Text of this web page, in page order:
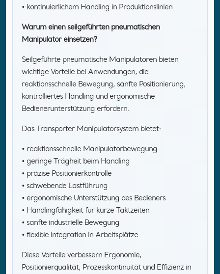
• kontinuierlichem Handling in Produktionslinien
Warum einen seilgeführten pneumatischen
Manipulator einsetzen?
Seilgeführte pneumatische Manipulatoren bieten
wichtige Vorteile bei Anwendungen, die
reaktionsschnelle Bewegung, sanfte Positionierung,
kontrolliertes Handling und ergonomische
Bedienerunterstützung erfordern.
Das Transporter Manipulatorsystem bietet:
• reaktionsschnelle Manipulatorbewegung
• geringe Trägheit beim Handling
• präzise Positionierkontrolle
• schwebende Lastführung
• ergonomische Unterstützung des Bedieners
• Handlingfähigkeit für kurze Taktzeiten
• sanfte industrielle Bewegung
• flexible Integration in Arbeitsplätze
Diese Vorteile verbessern Ergonomie,
Positionierqualität, Prozesskontinuität und Effizienz in